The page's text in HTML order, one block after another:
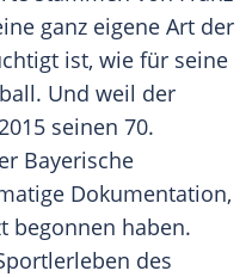
ganz eigene Art der
ist, wie für seine
. Und weil der
seinen 70.
Bayerische
Dokumentation,
begonnen haben.
des